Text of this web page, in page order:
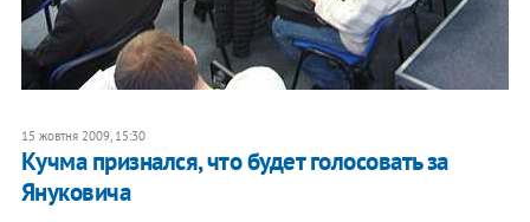
15 жовтня 2009, 15:30
Кучма признался, что будет голосовать за
Януковича